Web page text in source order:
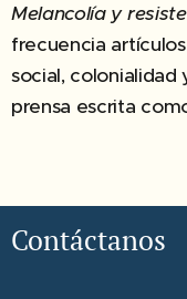
Melancolía y
frecuencia
social, colonialidad
prensa escrita
Contáctanos